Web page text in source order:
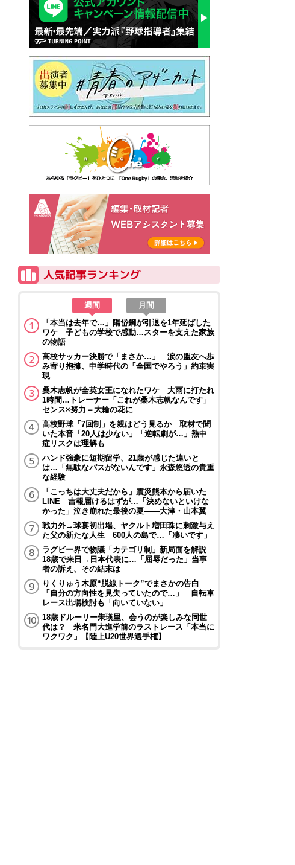
週間
月間
「本当は去年で…」陽岱鋼が引退を1年延ばした
ワケ 子どもの学校で感動…スターを支えた家族
の物語
高校サッカー決勝で「まさか…」 涙の盟友へ歩
み寄り抱擁、中学時代の「全国でやろう」約束実
現
桑木志帆が全英女王になれたワケ 大雨に打たれ
1時間…トレーナー「これが桑木志帆なんです」
センス×努力＝大輪の花に
高校野球「7回制」を親はどう見るか 取材で聞
いた本音「20人は少ない」「逆転劇が…」熱中
症リスクは理解も
ハンド強豪に短期留学、21歳が感じた違いと
は…「無駄なパスがないんです」永森悠透の貴重
な経験
「こっちは大丈夫だから」震災熊本から届いた
LINE 吉報届けるはずが…「決めないといけな
かった」泣き崩れた最後の夏――大津・山本翼
戦力外→球宴初出場、ヤクルト増田珠に刺激与え
た父の新たな人生 600人の島で…「凄いです」
ラグビー界で物議「カテゴリ制」新局面を解説
18歳で来日→日本代表に…「屈辱だった」当事
者の訴え、その結末は
りくりゅう木原“脱線トーク”でまさかの告白
「自分の方向性を見失っていたので…」 自転車
レース出場検討も「向いていない」
18歳ドルーリー朱瑛里、会うのが楽しみな同世
代は？ 米名門大進学前のラストレース「本当に
ワクワク」【陸上U20世界選手権】